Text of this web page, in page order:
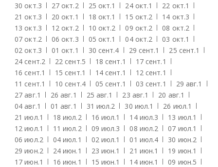
30 окт.3 27 окт.2 25 окт.1 24 окт.1 22 окт.1
21 окт.3 20 окт.1 18 окт.1 15 окт.2 14 окт.3
13 окт.3 12 окт.2 10 окт.2 09 окт.2 08 окт.2
07 окт.2 06 окт.3 05 окт.1 04 окт.2 03 окт.1
02 окт.3 01 окт.1 30 сент.4 29 сент.1 25 сент.1
24 сент.2 22 сент.5 18 сент.1 17 сент.1
16 сент.1 15 сент.1 14 сент.1 12 сент.1
11 сент.1 10 сент.4 05 сент.1 03 сент.1 29 авг.1
27 авг.1 26 авг.1 25 авг.1 23 авг.1 20 авг.1
04 авг.1 01 авг.1 31 июл.2 30 июл.1 26 июл.1
21 июл.1 18 июл.2 16 июл.1 14 июл.3 13 июл.1
12 июл.1 11 июл.2 09 июл.3 08 июл.2 07 июл.1
06 июл.2 04 июл.1 02 июл.1 01 июл.4 30 июн.2
29 июн.2 24 июн.1 23 июн.1 21 июн.1 19 июн.1
17 июн.1 16 июн.1 15 июн.1 14 июн.1 09 июн.5